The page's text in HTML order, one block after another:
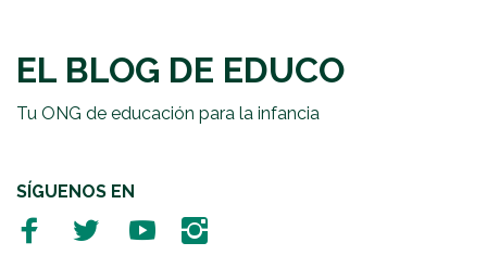
EL BLOG DE EDUCO
Tu ONG de educación para la infancia
SÍGUENOS EN